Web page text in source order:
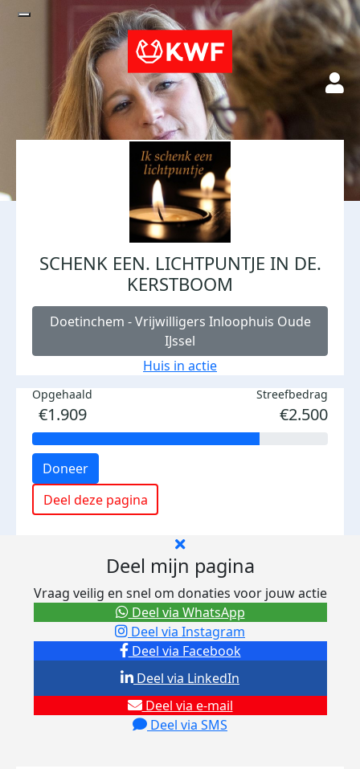
SCHENK EEN. LICHTPUNTJE IN DE.
KERSTBOOM
Doetinchem - Vrijwilligers Inloophuis Oude
IJssel
Huis in actie
Opgehaald
€1.909
Streefbedrag
€2.500
Doneer
Deel deze pagina
Deel mijn pagina
Vraag veilig en snel om donaties voor jouw actie
Deel via Facebook
Deel via Instagram
Deel via e-mail
Deel via SMS
Deel via LinkedIn
Deel via WhatsApp